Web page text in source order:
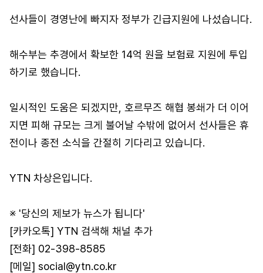
선사들이 경영난에 빠지자 정부가 긴급지원에 나섰습니다.
해수부는 추경에서 확보한 14억 원을 보험료 지원에 투입
하기로 했습니다.
일시적인 도움은 되겠지만, 호르무즈 해협 봉쇄가 더 이어
지면 피해 규모는 크게 불어날 수밖에 없어서 선사들은 휴
전이나 종전 소식을 간절히 기다리고 있습니다.
YTN 차상은입니다.
※ '당신의 제보가 뉴스가 됩니다'
[카카오톡] YTN 검색해 채널 추가
[전화] 02-398-8585
[메일] social@ytn.co.kr